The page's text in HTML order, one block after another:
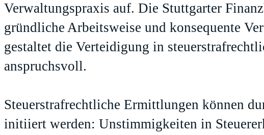
Verwaltungspraxis auf. Die Stuttgarter
gründliche Arbeitsweise und konsequente
gestaltet die Verteidigung in
anspruchsvoll.
Steuerstrafrechtliche Ermittlungen können
initiiert werden: Unstimmigkeiten in